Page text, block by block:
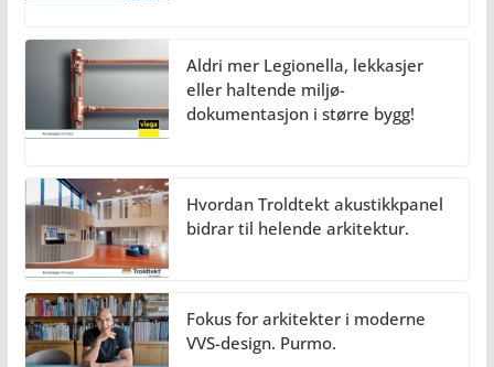
Aldri mer Legionella, lekkasjer
eller haltende miljø-
dokumentasjon i større bygg!
Hvordan Troldtekt akustikkpanel
bidrar til helende arkitektur.
Fokus for arkitekter i moderne
VVS-design. Purmo.